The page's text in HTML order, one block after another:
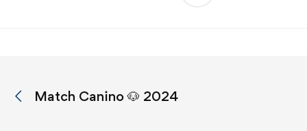
Match Canino 🐶 2024